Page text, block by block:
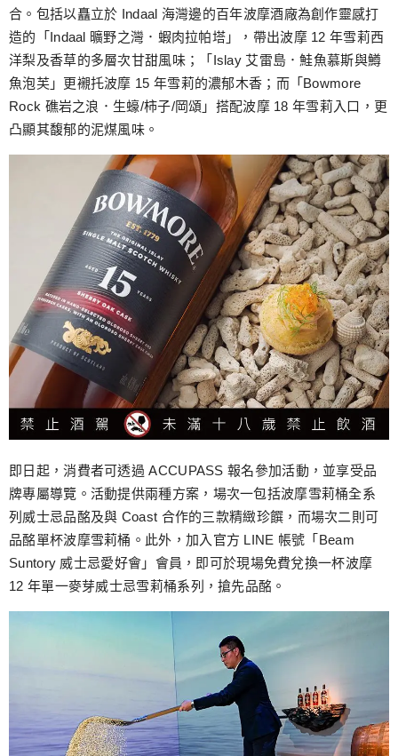
合。包括以矗立於 Indaal 海灣邊的百年波摩酒廠為創作靈感打
造的「Indaal 曠野之灣．蝦肉拉帕塔」，帶出波摩 12 年雪莉西
洋梨及香草的多層次甘甜風味；「Islay 艾雷島．鮭魚慕斯與鱒
魚泡芙」更襯托波摩 15 年雪莉的濃郁木香；而「Bowmore
Rock 礁岩之浪．生蠔/柿子/岡頌」搭配波摩 18 年雪莉入口，更
凸顯其馥郁的泥煤風味。
即日起，消費者可透過 ACCUPASS 報名參加活動，並享受品
牌專屬導覽。活動提供兩種方案，場次一包括波摩雪莉桶全系
列威士忌品酩及與 Coast 合作的三款精緻珍饌，而場次二則可
品酩單杯波摩雪莉桶。此外，加入官方 LINE 帳號「Beam
Suntory 威士忌愛好會」會員，即可於現場免費兌換一杯波摩
12 年單一麥芽威士忌雪莉桶系列，搶先品酩。